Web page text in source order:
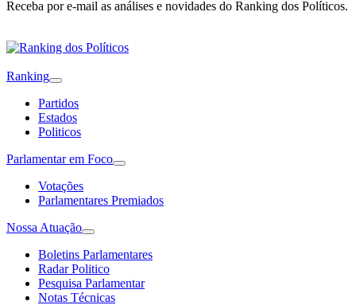
Receba por e-mail as análises e novidades do Ranking dos Políticos.
Ranking
Partidos
Estados
Politicos
Parlamentar em Foco
Votações
Parlamentares Premiados
Nossa Atuação
Boletins Parlamentares
Radar Politico
Pesquisa Parlamentar
Notas Técnicas